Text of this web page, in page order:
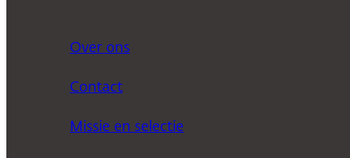
Over ons
Contact
Missie en selectie